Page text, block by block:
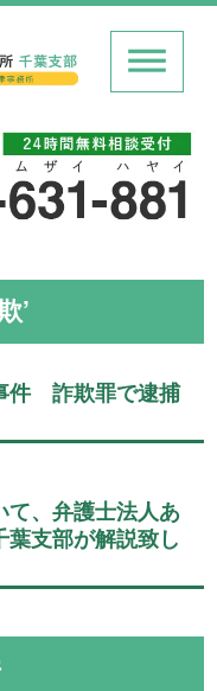
’
件 詐欺罪で逮捕
て、弁護士法人あ
支部が解説致し